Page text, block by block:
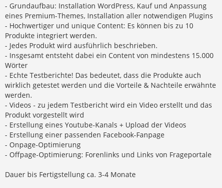
- Grundaufbau: Installation WordPress, Kauf und Anpassung
eines Premium-Themes, Installation aller notwendigen Plugins
- Hochwertiger und unique Content: Es können bis zu 10
Produkte integriert werden.
- Jedes Produkt wird ausführlich beschrieben.
- Insgesamt entsteht dabei ein Content von mindestens 15.000
Wörter
- Echte Testberichte! Das bedeutet, dass die Produkte auch
wirklich getestet werden und die Vorteile & Nachteile erwähnte
werden.
- Videos - zu jedem Testbericht wird ein Video erstellt und das
Produkt vorgestellt wird
- Erstellung eines Youtube-Kanals + Upload der Videos
- Erstellung einer passenden Facebook-Fanpage
- Onpage-Optimierung
- Offpage-Optimierung: Forenlinks und Links von Frageportale
Dauer bis Fertigstellung ca. 3-4 Monate